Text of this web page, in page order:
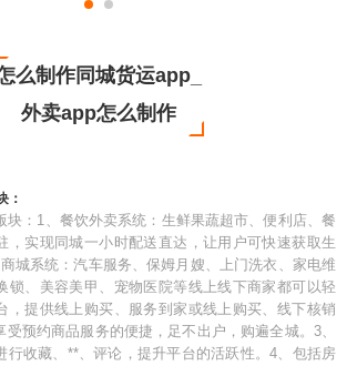
么制作同城货运app_
外卖app怎么制作
：
块：1、餐饮外卖系统：生鲜果蔬超市、便利店、餐
，实现同城一小时配送直达，让用户可快速获取生
城系统：汽车服务、保姆月嫂、上门洗衣、家电维
锁、美容美甲、宠物医院等线上线下商家都可以轻
，提供线上购买、服务到家或线上购买、线下核销
预约商品服务的便捷，足不出户，购遍全城。3、
行收藏、**、评论，提升平台的活跃性。4、包括房